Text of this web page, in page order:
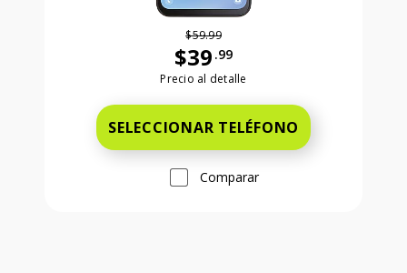
$59.99
$39 .99
Antes el precio era 59 dollars and
Precio al detalle
SELECCIONAR TELÉFONO
Comparar